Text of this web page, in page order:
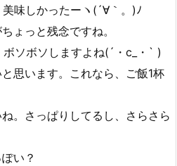
味しかったーヽ(´∀｀。)ﾉ
ょっと残念ですね。
ソボソしますよね(´・c_・` )
思います。これなら、ご飯1杯
。さっぱりしてるし、さらさら
い？